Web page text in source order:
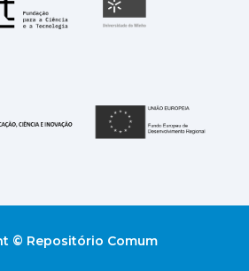
República Portuguesa
© Repositório Comum